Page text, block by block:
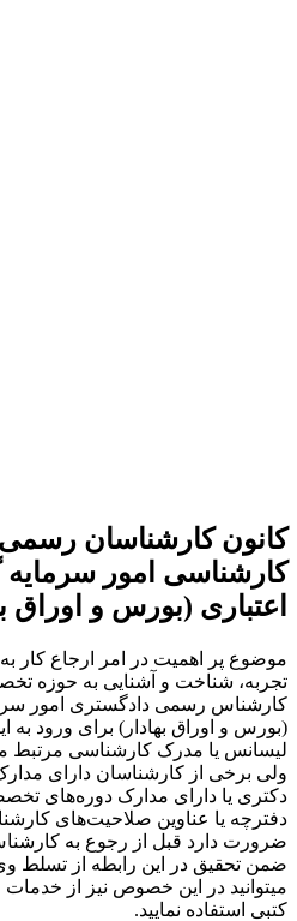
کانون کارشناسان
کارشناسی امور سرمایه
اعتباری (بورس و اوراق
موضوع پر اهمیت در امر ارجاع کار به
تجربه، شناخت و آشنایی به حوزه
کارشناس رسمی دادگستری امور
(بورس و اوراق بهادار) برای ورود به
لیسانس یا مدرک کارشناسی مرتبط
ولی برخی از کارشناسان دارای
دکتری یا دارای مدارک دوره‌های
دفترچه یا عناوین صلاحیت‌های
ضرورت دارد قبل از رجوع به
ضمن تحقیق در این رابطه از تسلط
میتوانید در این خصوص نیز از خدمات
کتبی استفاده نمایید.